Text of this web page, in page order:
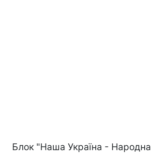
Блок "Наша Україна - Народна